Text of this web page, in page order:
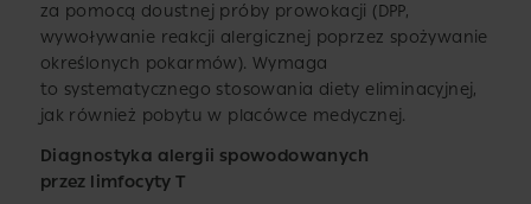
za pomocą doustnej próby prowokacji (DPP,
wywoływanie reakcji alergicznej poprzez spożywanie
określonych pokarmów). Wymaga
to systematycznego stosowania diety eliminacyjnej,
jak również pobytu w placówce medycznej.
Diagnostyka alergii spowodowanych
przez limfocyty T